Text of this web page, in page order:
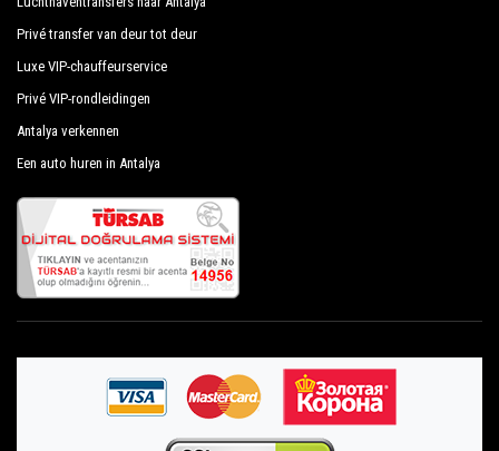
Privé transfer van deur tot deur
Luxe VIP-chauffeurservice
Privé VIP-rondleidingen
Antalya verkennen
Een auto huren in Antalya